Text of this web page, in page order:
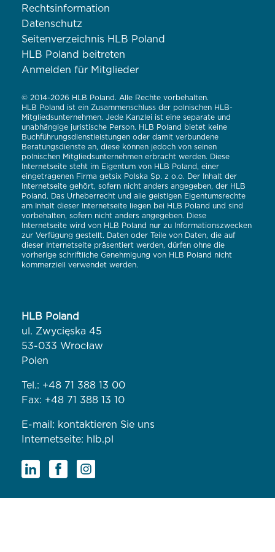
Rechtsinformation
Datenschutz
Seitenverzeichnis HLB Poland
HLB Poland beitreten
Anmelden für Mitglieder
© 2014-2026 HLB Poland. Alle Rechte vorbehalten.
HLB Poland ist ein Zusammenschluss der polnischen HLB-
Mitgliedsunternehmen. Jede Kanzlei ist eine separate und
unabhängige juristische Person. HLB Poland bietet keine
Buchführungsdienstleistungen oder damit verbundene
Beratungsdienste an, diese können jedoch von seinen
polnischen Mitgliedsunternehmen erbracht werden. Diese
Internetseite steht im Eigentum von HLB Poland, einer
eingetragenen Firma getsix Polska Sp. z o.o. Der Inhalt der
Internetseite gehört, sofern nicht anders angegeben, der HLB
Poland. Das Urheberrecht und alle geistigen Eigentumsrechte
am Inhalt dieser Internetseite liegen bei HLB Poland und sind
vorbehalten, sofern nicht anders angegeben. Diese
Internetseite wird von HLB Poland nur zu Informationszwecken
zur Verfügung gestellt. Daten oder Teile von Daten, die auf
dieser Internetseite präsentiert werden, dürfen ohne die
vorherige schriftliche Genehmigung von HLB Poland nicht
kommerziell verwendet werden.
HLB Poland
ul. Zwycięska 45
53-033 Wrocław
Polen
Tel.: +48 71 388 13 00
Fax: +48 71 388 13 10
E-mail: kontaktieren Sie uns
Internetseite: hlb.pl